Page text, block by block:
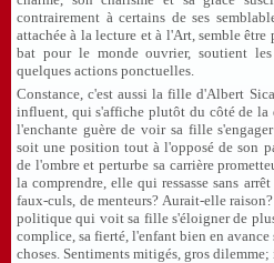
contrairement à certains de ses
attachée à la lecture et à l'Art, semble
bat pour le monde ouvrier, soutient
quelques actions ponctuelles.
Constance, c'est aussi la fille d'Albert
influent, qui s'affiche plutôt du côté de la
l'enchante guère de voir sa fille
soit une position tout à l'opposé de son
de l'ombre et perturbe sa carrière
la comprendre, elle qui ressasse sans
faux-culs, de menteurs? Aurait-elle
politique qui voit sa fille s'éloigner de
complice, sa fierté, l'enfant bien en
choses. Sentiments mitigés, gros